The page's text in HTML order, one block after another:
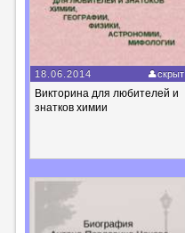
18.06.2014 скрыт
Викторина для любителей и
знатков химии